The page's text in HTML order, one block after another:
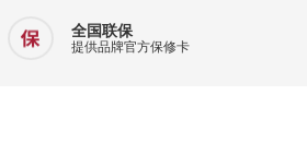
全国联保
提供品牌官方保修卡